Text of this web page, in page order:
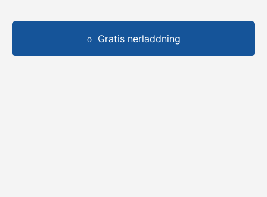
Gratis nerladdning